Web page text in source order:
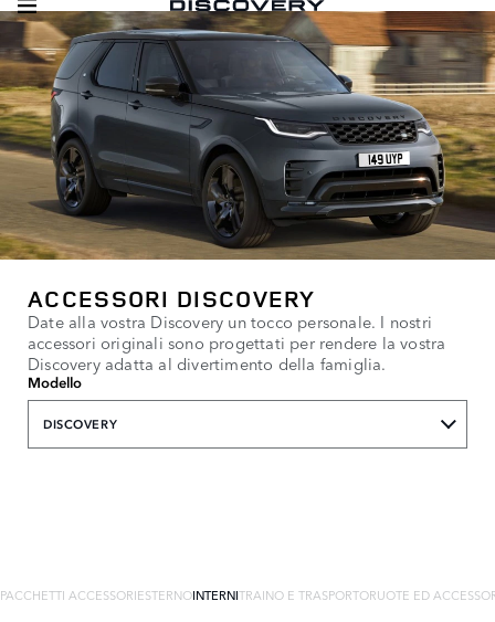
ACCESSORI DISCOVERY
Date alla vostra Discovery un tocco personale. I nostri
accessori originali sono progettati per rendere la vostra
Discovery adatta al divertimento della famiglia.
Modello
DISCOVERY
PACCHETTI ACCESSORIESTERNOINTERNITRAINO E TRASPORTORUOTE ED